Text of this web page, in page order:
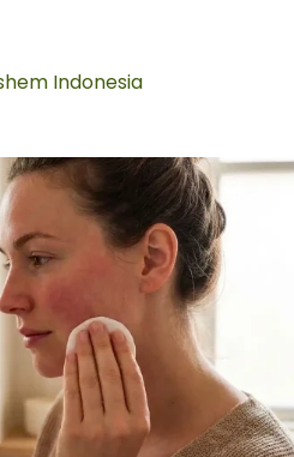
Indonesia